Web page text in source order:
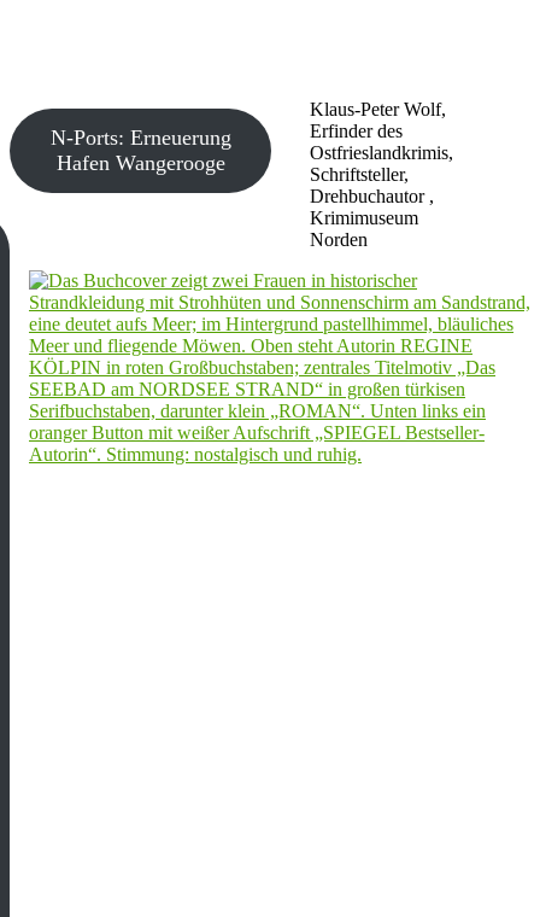
Klaus-Peter Wolf,
Erfinder des
Ostfrieslandkrimis,
Schriftsteller,
Drehbuchautor ,
Krimimuseum
Norden
N-Ports: Erneuerung
Hafen Wangerooge